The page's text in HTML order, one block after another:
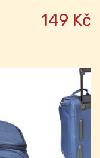
149 Kč